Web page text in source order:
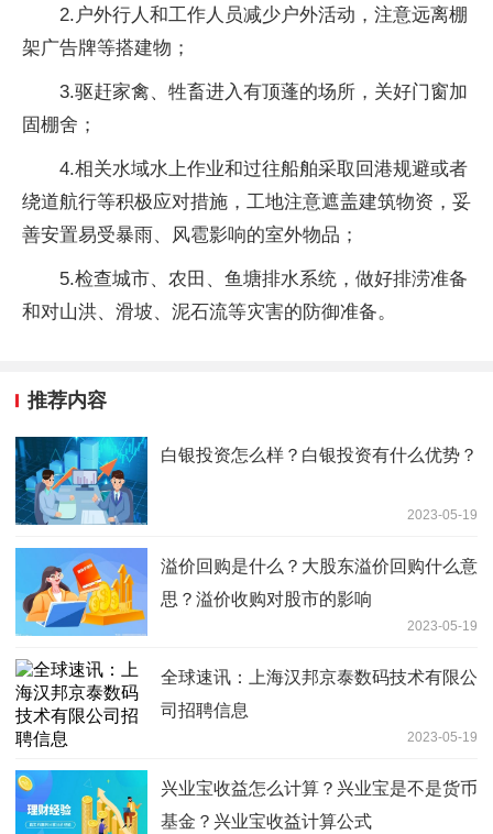
2.户外行人和工作人员减少户外活动，注意远离棚
架广告牌等搭建物；
3.驱赶家禽、牲畜进入有顶蓬的场所，关好门窗加
固棚舍；
4.相关水域水上作业和过往船舶采取回港规避或者
绕道航行等积极应对措施，工地注意遮盖建筑物资，妥
善安置易受暴雨、风雹影响的室外物品；
5.检查城市、农田、鱼塘排水系统，做好排涝准备
和对山洪、滑坡、泥石流等灾害的防御准备。
推荐内容
白银投资怎么样？白银投资有什么优势？
2023-05-19
溢价回购是什么？大股东溢价回购什么意
思？溢价收购对股市的影响
2023-05-19
全球速讯：上海汉邦京泰数码技术有限公
司招聘信息
2023-05-19
兴业宝收益怎么计算？兴业宝是不是货币
基金？兴业宝收益计算公式